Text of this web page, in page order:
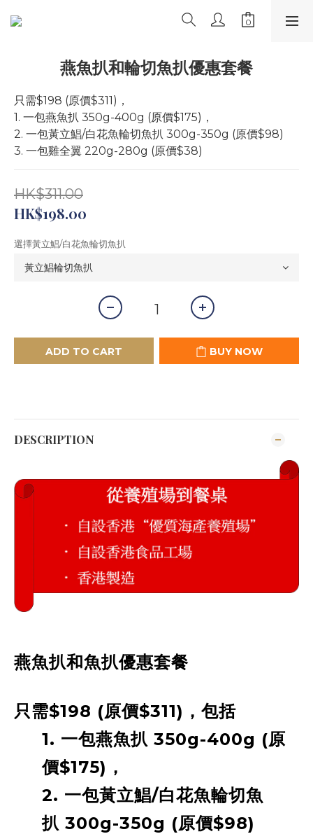
燕魚扒和輪切魚扒優惠套餐
只需$198 (原價$311)，
1. 一包燕魚扒 350g-400g (原價$175)，
2. 一包黃立鯧/白花魚輪切魚扒 300g-350g (原價$98)
3. 一包雞全翼 220g-280g (原價$38)
HK$311.00
HK$198.00
選擇黃立鯧/白花魚輪切魚扒
ADD TO CART BUY NOW
DESCRIPTION
燕魚扒和魚扒優惠套餐
只需$198 (原價$311)，包括
1. 一包燕魚扒 350g-400g (原
價$175)，
2. 一包黃立鯧/白花魚輪切魚
扒 300g-350g (原價$98)